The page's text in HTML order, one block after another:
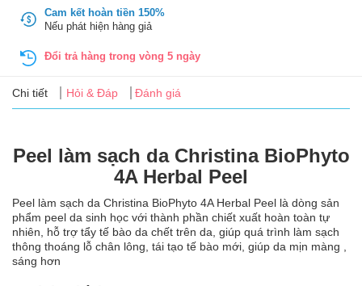
nhà
Tin
Cam kết hoàn tiền 150%
Nếu phát hiện hàng giả
Đổi trả hàng trong vòng 5 ngày
Chi tiết Hỏi & Đáp Đánh giá
Peel làm sạch da Christina BioPhyto
4A Herbal Peel
Peel làm sạch da Christina BioPhyto 4A Herbal Peel là dòng sản
phẩm peel da sinh học với thành phần chiết xuất hoàn toàn tự
nhiên, hỗ trợ tẩy tế bào da chết trên da, giúp quá trình làm sạch
thông thoáng lỗ chân lông, tái tạo tế bào mới, giúp da mịn màng ,
sáng hơn